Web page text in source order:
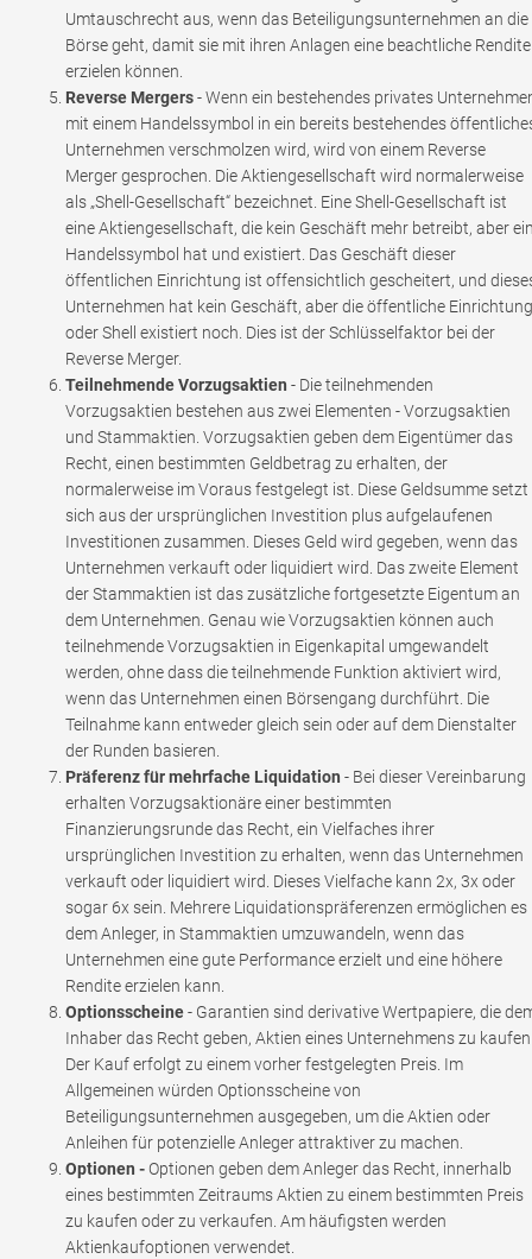
Umtauschrecht aus, wenn das Beteiligungsunternehmen an die
Börse geht, damit sie mit ihren Anlagen eine beachtliche Rendite
erzielen können.
Reverse Mergers- Wenn ein bestehendes privates
mit einem Handelssymbol in ein bereits bestehendes
Unternehmen verschmolzen wird, wird von einem Reverse
Merger gesprochen. Die Aktiengesellschaft wird normalerweise
als „Shell-Gesellschaft“ bezeichnet. Eine Shell-Gesellschaft ist
eine Aktiengesellschaft, die kein Geschäft mehr betreibt, aber
Handelssymbol hat und existiert. Das Geschäft dieser
öffentlichen Einrichtung ist offensichtlich gescheitert, und
Unternehmen hat kein Geschäft, aber die öffentliche Einrichtung
oder Shell existiert noch. Dies ist der Schlüsselfaktor bei der
Reverse Merger.
Teilnehmende Vorzugsaktien - Die teilnehmenden
Vorzugsaktien bestehen aus zwei Elementen - Vorzugsaktien
und Stammaktien. Vorzugsaktien geben dem Eigentümer das
Recht, einen bestimmten Geldbetrag zu erhalten, der
normalerweise im Voraus festgelegt ist. Diese Geldsumme setzt
sich aus der ursprünglichen Investition plus aufgelaufenen
Investitionen zusammen. Dieses Geld wird gegeben, wenn das
Unternehmen verkauft oder liquidiert wird. Das zweite Element
der Stammaktien ist das zusätzliche fortgesetzte Eigentum an
dem Unternehmen. Genau wie Vorzugsaktien können auch
teilnehmende Vorzugsaktien in Eigenkapital umgewandelt
werden, ohne dass die teilnehmende Funktion aktiviert wird,
wenn das Unternehmen einen Börsengang durchführt. Die
Teilnahme kann entweder gleich sein oder auf dem Dienstalter
der Runden basieren.
Präferenz für mehrfache Liquidation - Bei dieser Vereinbarung
erhalten Vorzugsaktionäre einer bestimmten
Finanzierungsrunde das Recht, ein Vielfaches ihrer
ursprünglichen Investition zu erhalten, wenn das Unternehmen
verkauft oder liquidiert wird. Dieses Vielfache kann 2x, 3x oder
sogar 6x sein. Mehrere Liquidationspräferenzen ermöglichen es
dem Anleger, in Stammaktien umzuwandeln, wenn das
Unternehmen eine gute Performance erzielt und eine höhere
Rendite erzielen kann.
Optionsscheine- Garantien sind derivative Wertpapiere, die
Inhaber das Recht geben, Aktien eines Unternehmens zu
Der Kauf erfolgt zu einem vorher festgelegten Preis. Im
Allgemeinen würden Optionsscheine von
Beteiligungsunternehmen ausgegeben, um die Aktien oder
Anleihen für potenzielle Anleger attraktiver zu machen.
Optionen - Optionen geben dem Anleger das Recht, innerhalb
eines bestimmten Zeitraums Aktien zu einem bestimmten Preis
zu kaufen oder zu verkaufen. Am häufigsten werden
Aktienkaufoptionen verwendet.